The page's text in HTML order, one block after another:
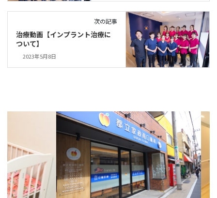
次の記事
治療動画【インプラント治療に
ついて】
2023年5月8日